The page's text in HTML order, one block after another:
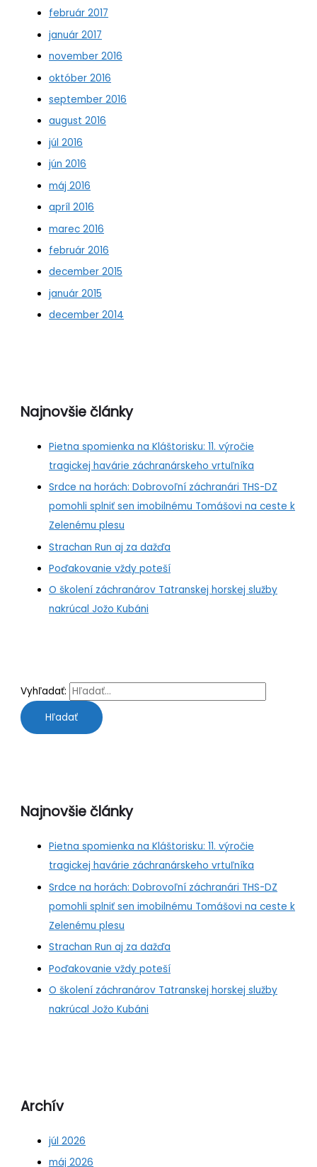
február 2017
január 2017
november 2016
október 2016
september 2016
august 2016
júl 2016
jún 2016
máj 2016
apríl 2016
marec 2016
február 2016
december 2015
január 2015
december 2014
Najnovšie články
Pietna spomienka na Kláštorisku: 11. výročie
tragickej havárie záchranárskeho vrtuľníka
Srdce na horách: Dobrovoľní záchranári THS-DZ
pomohli splniť sen imobilnému Tomášovi na ceste k
Zelenému plesu
Strachan Run aj za dažďa
Poďakovanie vždy poteší
O školení záchranárov Tatranskej horskej služby
nakrúcal Jožo Kubáni
Vyhľadať:
Najnovšie články
Pietna spomienka na Kláštorisku: 11. výročie
tragickej havárie záchranárskeho vrtuľníka
Srdce na horách: Dobrovoľní záchranári THS-DZ
pomohli splniť sen imobilnému Tomášovi na ceste k
Zelenému plesu
Strachan Run aj za dažďa
Poďakovanie vždy poteší
O školení záchranárov Tatranskej horskej služby
nakrúcal Jožo Kubáni
Archív
júl 2026
máj 2026